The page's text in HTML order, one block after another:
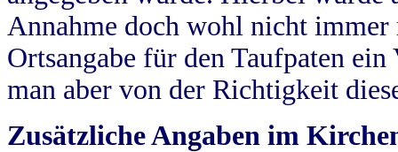
Annahme doch wohl nicht
Ortsangabe für den Taufpaten
man aber von der Richtigkeit
Zusätzliche Angaben im